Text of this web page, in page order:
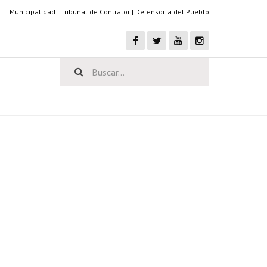
Municipalidad | Tribunal de Contralor | Defensoría del Pueblo